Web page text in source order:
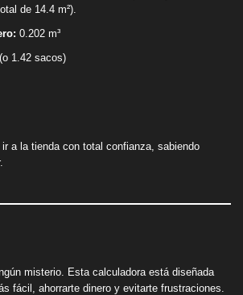
de 14.4 m²).
0.202 m³
1.42 sacos)
a la tienda con total confianza, sabiendo
misterio. Esta calculadora está diseñada
fácil, ahorrarte dinero y evitarte frustraciones.